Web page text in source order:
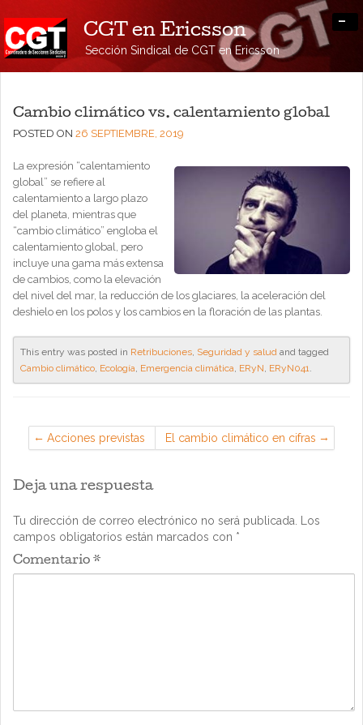
CGT en Ericsson
Sección Sindical de CGT en Ericsson
-
Cambio climático vs. calentamiento global
POSTED ON 26 SEPTIEMBRE, 2019
La expresión “calentamiento
global” se refiere al
calentamiento a largo plazo
del planeta, mientras que
“cambio climático” engloba el
calentamiento global, pero
incluye una gama más extensa
de cambios, como la elevación
del nivel del mar, la reducción de los glaciares, la aceleración del
deshielo en los polos y los cambios en la floración de las plantas.
This entry was posted in Retribuciones, Seguridad y salud and tagged
Cambio climático, Ecología, Emergencia climática, ERyN, ERyN041.
Acciones previstas El cambio climático en cifras
Deja una respuesta
Tu dirección de correo electrónico no será publicada.
Los
campos obligatorios están marcados con *
Comentario *